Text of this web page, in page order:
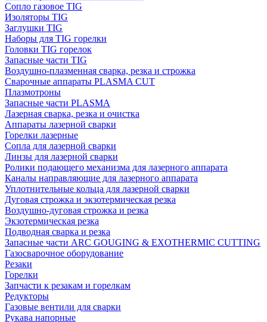
Сопло газовое TIG
Изоляторы TIG
Заглушки TIG
Наборы для TIG горелки
Головки TIG горелок
Запасные части TIG
Воздушно-плазменная сварка, резка и строжка
Сварочные аппараты PLASMA CUT
Плазмотроны
Запасные части PLASMA
Лазерная сварка, резка и очистка
Аппараты лазерной сварки
Горелки лазерные
Сопла для лазерной сварки
Линзы для лазерной сварки
Ролики подающего механизма для лазерного аппарата
Каналы направляющие для лазерного аппарата
Уплотнительные кольца для лазерной сварки
Дуговая строжка и экзотермическая резка
Воздушно-дуговая строжка и резка
Экзотермическая резка
Подводная сварка и резка
Запасные части ARC GOUGING & EXOTHERMIC CUTTING
Газосварочное оборудование
Резаки
Горелки
Запчасти к резакам и горелкам
Редукторы
Газовые вентили для сварки
Рукава напорные